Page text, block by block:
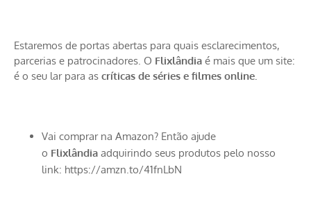
Estaremos de portas abertas para quais esclarecimentos,
parcerias e patrocinadores. O Flixlândia é mais que um site:
é o seu lar para as críticas de séries e filmes online.
Vai comprar na Amazon? Então ajude
o Flixlândia adquirindo seus produtos pelo nosso
link: https://amzn.to/41fnLbN